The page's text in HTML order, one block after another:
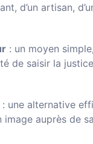
d’un artisan,
: un moyen
de saisir la justice
: une alternative
auprès de